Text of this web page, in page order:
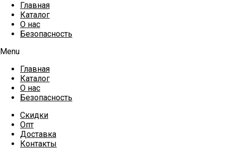
Главная
Каталог
О нас
Безопасность
Menu
Главная
Каталог
О нас
Безопасность
Скидки
Опт
Доставка
Контакты